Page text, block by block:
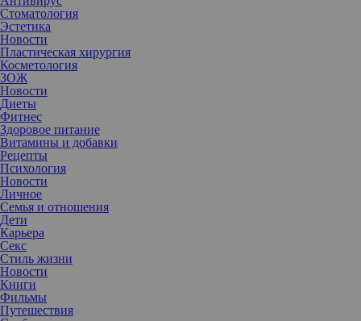
Стоматология
Эстетика
Новости
Пластическая хирургия
Косметология
ЗОЖ
Новости
Диеты
Фитнес
Здоровое питание
Витамины и добавки
Рецепты
Психология
Новости
Личное
Семья и отношения
Дети
Карьера
Секс
Стиль жизни
Новости
Книги
Фильмы
Путешествия
В современном мире, где офис и домашний уют становятся
местом, где мы проводим большую часть времени и
прикладываем все свои усилия, понятие «третье место»
приобретает особое значение.
Третье место — это неформальное пространство, где мы можем